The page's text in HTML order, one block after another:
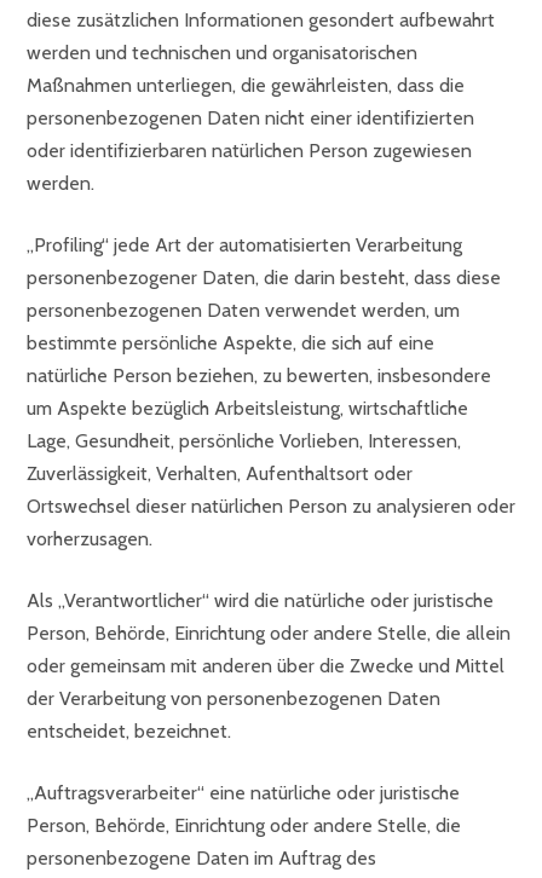
diese zusätzlichen Informationen gesondert aufbewahrt
werden und technischen und organisatorischen
Maßnahmen unterliegen, die gewährleisten, dass die
personenbezogenen Daten nicht einer identifizierten
oder identifizierbaren natürlichen Person zugewiesen
werden.
„Profiling“ jede Art der automatisierten Verarbeitung
personenbezogener Daten, die darin besteht, dass diese
personenbezogenen Daten verwendet werden, um
bestimmte persönliche Aspekte, die sich auf eine
natürliche Person beziehen, zu bewerten, insbesondere
um Aspekte bezüglich Arbeitsleistung, wirtschaftliche
Lage, Gesundheit, persönliche Vorlieben, Interessen,
Zuverlässigkeit, Verhalten, Aufenthaltsort oder
Ortswechsel dieser natürlichen Person zu analysieren oder
vorherzusagen.
Als „Verantwortlicher“ wird die natürliche oder juristische
Person, Behörde, Einrichtung oder andere Stelle, die allein
oder gemeinsam mit anderen über die Zwecke und Mittel
der Verarbeitung von personenbezogenen Daten
entscheidet, bezeichnet.
„Auftragsverarbeiter“ eine natürliche oder juristische
Person, Behörde, Einrichtung oder andere Stelle, die
personenbezogene Daten im Auftrag des